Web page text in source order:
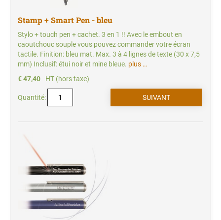
Stamp + Smart Pen - bleu
Stylo + touch pen + cachet. 3 en 1 !! Avec le embout en
caoutchouc souple vous pouvez commander votre écran
tactile. Finition: bleu mat. Max. 3 à 4 lignes de texte (30 x 7,5
mm) Inclusif: étui noir et mine bleue. plus …
€ 47,40
HT (hors taxe)
Quantité: